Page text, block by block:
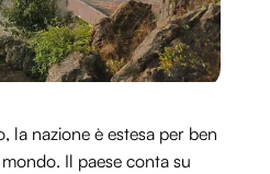
la nazione è estesa per ben
Il paese conta su